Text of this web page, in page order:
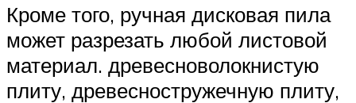
Кроме того, ручная дисковая пила
может разрезать любой листовой
материал. древесноволокнистую
плиту, древесностружечную плиту,